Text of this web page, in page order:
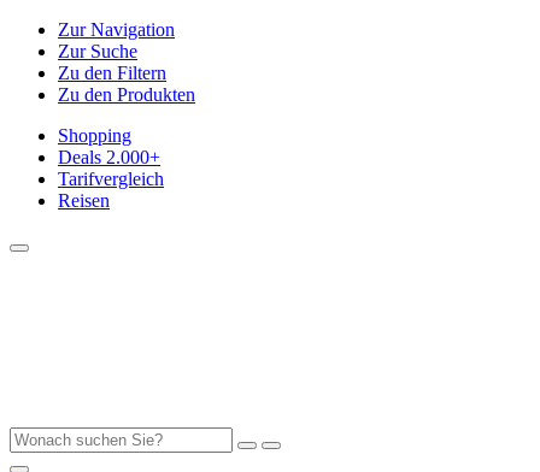
Zur Navigation
Zur Suche
Zu den Filtern
Zu den Produkten
Shopping
Deals 2.000+
Tarifvergleich
Reisen